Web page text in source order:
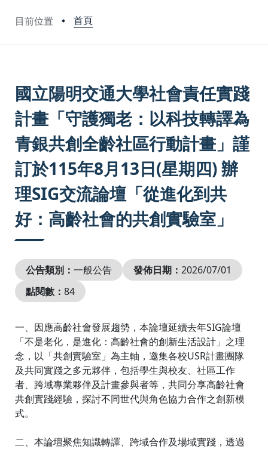
目前位置 首頁
國立陽明交通大學社會責任實踐
計畫「守護獨老：以科技轉譯為
青銀共創全齡社區行動計畫」謹
訂於115年8月13日(星期四) 辦
理SIG交流論壇「從進化到共
好：高齡社會的共創實驗室」
公告類別： 一般公告 發佈日期： 2026/07/01
點閱數： 84
一、因應高齡社會發展趨勢，本論壇延續去年SIG論壇
「不是老化，是進化：高齡社會的創新生活設計」之理
念，以「共創實驗室」為主軸，邀集各校USR計畫團隊
及共同實踐之多元夥伴，包括學生與校友、社區工作
者、跨域專業夥伴及計畫參與者等，共同分享高齡社會
共創實踐經驗，探討不同世代與角色協力合作之創新模
式。
二、本論壇聚焦知識轉譯、跨域合作及場域實踐，透過